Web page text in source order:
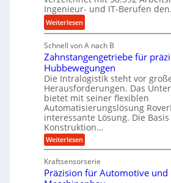
a
u
l
i
m
V
e
r
g
l
e
e
b
i
g
e
K
u
g
e
l
g
e
w
i
n
t
e
i
g
e
r
t
U
m
s
a
t
z
n
d
Ingenieur- und IT-Berufen
Weiterlesen:
M
e
h
r
A
r
b
e
i
t
s
l
o
Schnell von A nach B
Zahnstangengetriebe für
Hubbewegungen
Die Intralogistik steht vor
Herausforderungen. Das
bietet mit seiner flexiblen
Automatisierungslösung
interessante Lösung. Die
Konstruktion…
Weiterlesen:
Z
h
n
Kraftsensorserie
Präzision für Automotive und